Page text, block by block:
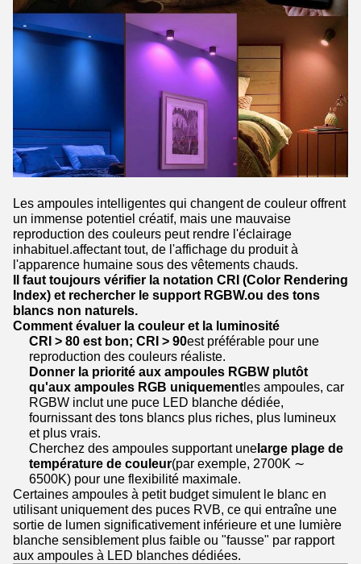
Les ampoules intelligentes qui changent de couleur offrent
un immense potentiel créatif, mais une mauvaise
reproduction des couleurs peut rendre l'éclairage
inhabituel.affectant tout, de l'affichage du produit à
l'apparence humaine sous des vêtements chauds.
Il faut toujours vérifier la notation CRI (Color Rendering
Index) et rechercher le support RGBW.ou des tons
blancs non naturels.
Comment évaluer la couleur et la luminosité
CRI > 80 est bon; CRI > 90est préférable pour une
reproduction des couleurs réaliste.
Donner la priorité aux ampoules RGBW plutôt
qu'aux ampoules RGB uniquement les ampoules, car
RGBW inclut une puce LED blanche dédiée,
fournissant des tons blancs plus riches, plus lumineux
et plus vrais.
Cherchez des ampoules supportant une large plage de
température de couleur(par exemple, 2700K ∼
6500K) pour une flexibilité maximale.
Certaines ampoules à petit budget simulent le blanc en
utilisant uniquement des puces RVB, ce qui entraîne une
sortie de lumen significativement inférieure et une lumière
blanche sensiblement plus faible ou "fausse" par rapport
aux ampoules à LED blanches dédiées.